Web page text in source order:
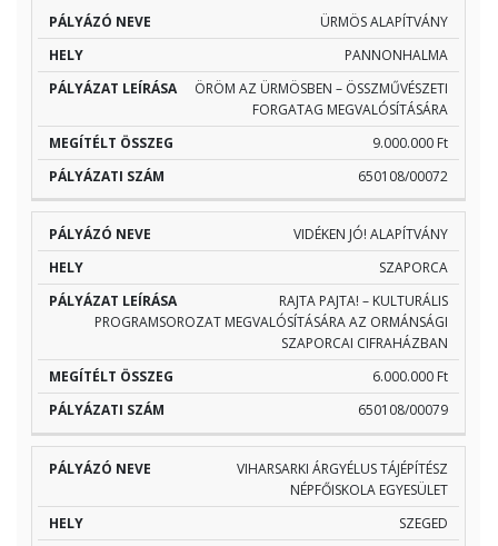
ÜRMÖS ALAPÍTVÁNY
PANNONHALMA
ÖRÖM AZ ÜRMÖSBEN – ÖSSZMŰVÉSZETI
FORGATAG MEGVALÓSÍTÁSÁRA
9.000.000 Ft
650108/00072
VIDÉKEN JÓ! ALAPÍTVÁNY
SZAPORCA
RAJTA PAJTA! – KULTURÁLIS
PROGRAMSOROZAT MEGVALÓSÍTÁSÁRA AZ ORMÁNSÁGI
SZAPORCAI CIFRAHÁZBAN
6.000.000 Ft
650108/00079
VIHARSARKI ÁRGYÉLUS TÁJÉPÍTÉSZ
NÉPFŐISKOLA EGYESÜLET
SZEGED